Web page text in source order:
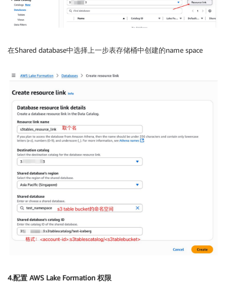
在Shared database中选择上一步表存储桶中创建的name space
4.配置 AWS Lake Formation 权限